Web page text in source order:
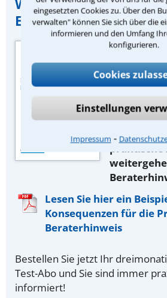
eingesetzten Cookies zu. Über den
verwalten" können Sie sich über die
informieren und den Umfang
konfigurieren.
Cookies
Einstellungen
Impressum ⁃
Entscheidung:
Quelle der
Zeitschrift
des
Dr. Otto
Abonnent
die
praktische
Lesen Sie hier ein
Konsequenzen für die
Beraterhinweis
Bestellen Sie jetzt Ihr
Test-Abo und Sie sind immer
informiert!